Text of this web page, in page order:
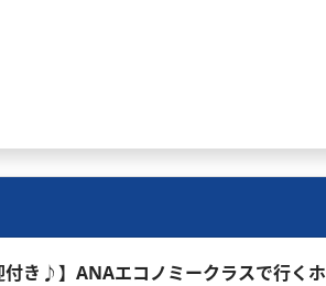
き♪】ANAエコノミークラスで行くホ